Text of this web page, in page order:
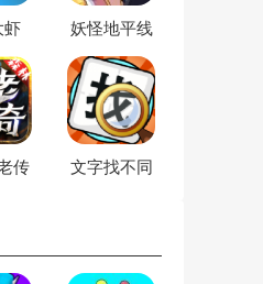
虾 妖怪地平线
传
文字找不同